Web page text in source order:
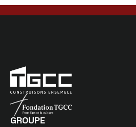
GROUPE